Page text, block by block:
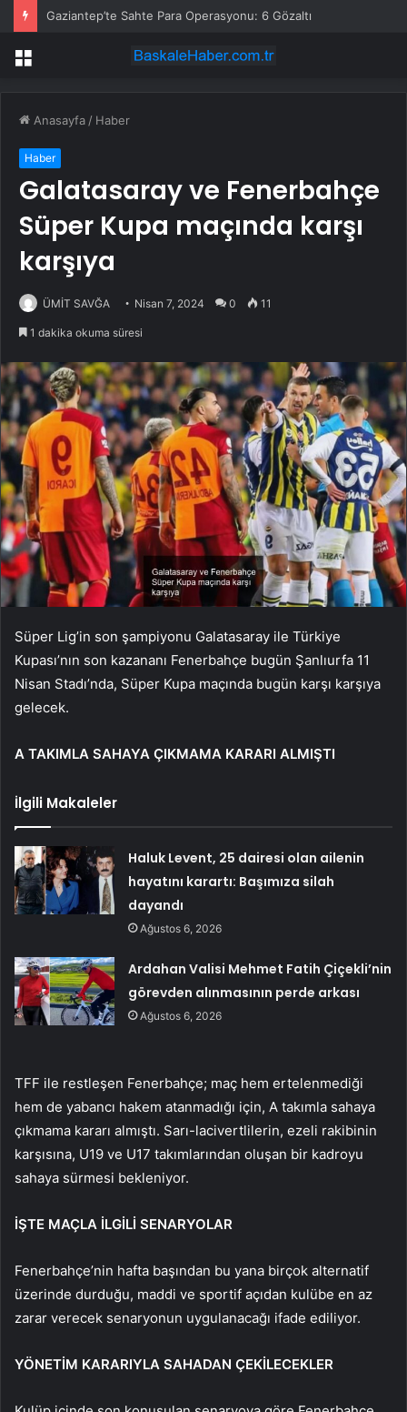
Gaziantep’te Sahte Para Operasyonu: 6 Gözaltı
Menü
Anasayfa / Haber
Haber
Galatasaray ve Fenerbahçe
Süper Kupa maçında karşı
karşıya
ÜMİT SAVĞA Nisan 7, 2024 0 11
1 dakika okuma süresi
Süper Lig’in son şampiyonu Galatasaray ile Türkiye
Kupası’nın son kazananı Fenerbahçe bugün Şanlıurfa 11
Nisan Stadı’nda, Süper Kupa maçında bugün karşı karşıya
gelecek.
A TAKIMLA SAHAYA ÇIKMAMA KARARI ALMIŞTI
İlgili Makaleler
Haluk Levent, 25 dairesi olan ailenin
hayatını karartı: Başımıza silah
dayandı
Ağustos 6, 2026
Ardahan Valisi Mehmet Fatih Çiçekli’nin
görevden alınmasının perde arkası
Ağustos 6, 2026
TFF ile restleşen Fenerbahçe; maç hem ertelenmediği
hem de yabancı hakem atanmadığı için, A takımla sahaya
çıkmama kararı almıştı. Sarı-lacivertlilerin, ezeli rakibinin
karşısına, U19 ve U17 takımlarından oluşan bir kadroyu
sahaya sürmesi bekleniyor.
İŞTE MAÇLA İLGİLİ SENARYOLAR
Fenerbahçe’nin hafta başından bu yana birçok alternatif
üzerinde durduğu, maddi ve sportif açıdan kulübe en az
zarar verecek senaryonun uygulanacağı ifade ediliyor.
YÖNETİM KARARIYLA SAHADAN ÇEKİLECEKLER